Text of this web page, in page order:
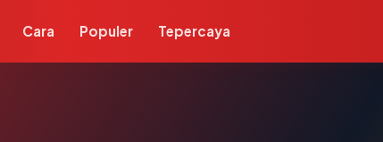
Cara Populer Tepercaya